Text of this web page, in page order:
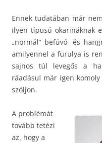
Ennek tudatában már
ilyen típusú okarináknak
„normál” befúvó- és
amilyennel a furulya is
sajnos túl levegős a
ráadásul már igen
szóljon.
A problémát
tovább tetézi
az, hogy a